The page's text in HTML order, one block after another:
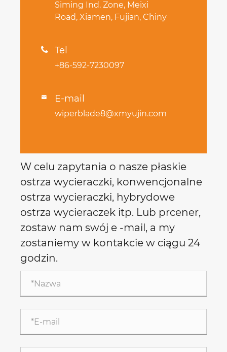
Siming Ind. Zone, Meixi
Road, Xiamen, Fujian, Chiny
 Tel
+86-592-7230097
 E-mail
wiperblade8@xmyujin.com
W celu zapytania o nasze płaskie
ostrza wycieraczki, konwencjonalne
ostrza wycieraczki, hybrydowe
ostrza wycieraczek itp. Lub prcener,
zostaw nam swój e -mail, a my
zostaniemy w kontakcie w ciągu 24
godzin.